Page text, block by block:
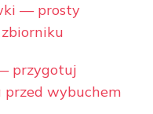
— prosty
przygotuj
przed wybuchem